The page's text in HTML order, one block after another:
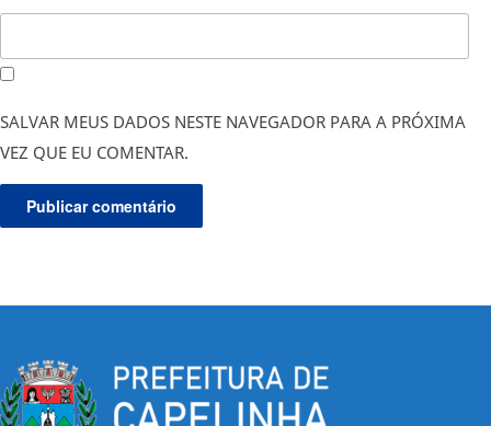
SALVAR MEUS DADOS NESTE NAVEGADOR PARA A PRÓXIMA
VEZ QUE EU COMENTAR.